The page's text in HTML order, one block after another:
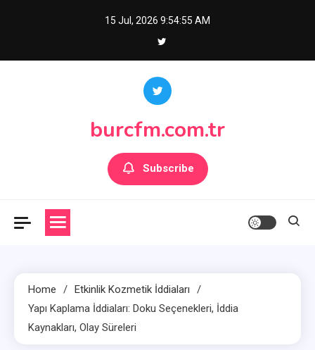
15 Jul, 2026 9:54:56 AM
burcfm.com.tr
Subscribe
Home
Etkinlik Kozmetik İddiaları
Yapı Kaplama İddiaları: Doku Seçenekleri, İddia
Kaynakları, Olay Süreleri